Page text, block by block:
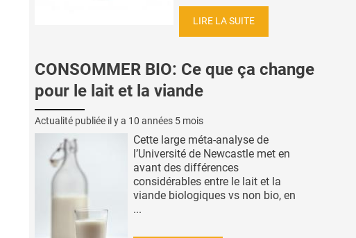
LIRE LA SUITE
CONSOMMER BIO: Ce que ça change
pour le lait et la viande
Actualité publiée il y a 10 années 5 mois
Cette large méta-analyse de
l’Université de Newcastle met en
avant des différences
considérables entre le lait et la
viande biologiques vs non bio, en
...